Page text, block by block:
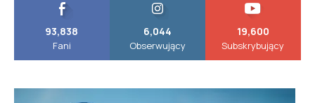
93,838
Fani
6,044
Obserwujący
19,600
Subskrybujący